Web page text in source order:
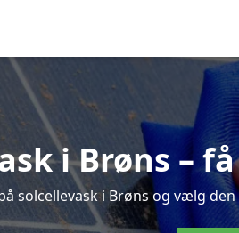
i Brøns –
solcellevask i Brøns og vælg